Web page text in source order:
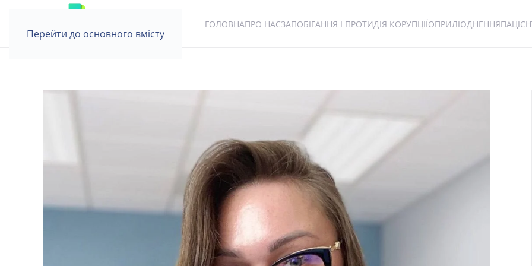
Перейти до основного вмісту
ГОЛОВНАПРО НАСЗАПОБІГАННЯ І ПРОТИДІЯ КОРУПЦІЇОПРИЛЮДНЕННЯ